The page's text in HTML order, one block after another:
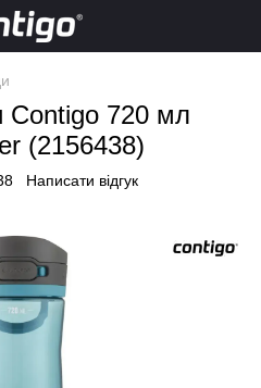
720 мл
(2156438)
Написати відгук